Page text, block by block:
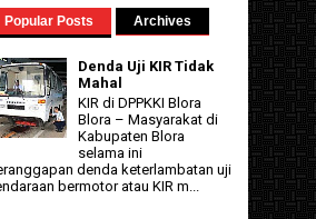
Popular Posts Archives
Denda Uji KIR Tidak
Mahal
KIR di DPPKKI Blora
Blora – Masyarakat di
Kabupaten Blora
selama ini
denda keterlambatan uji
bermotor atau KIR m...